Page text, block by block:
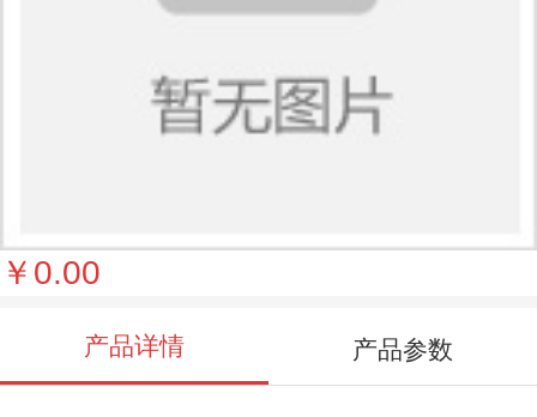
￥0.00
产品详情 产品参数